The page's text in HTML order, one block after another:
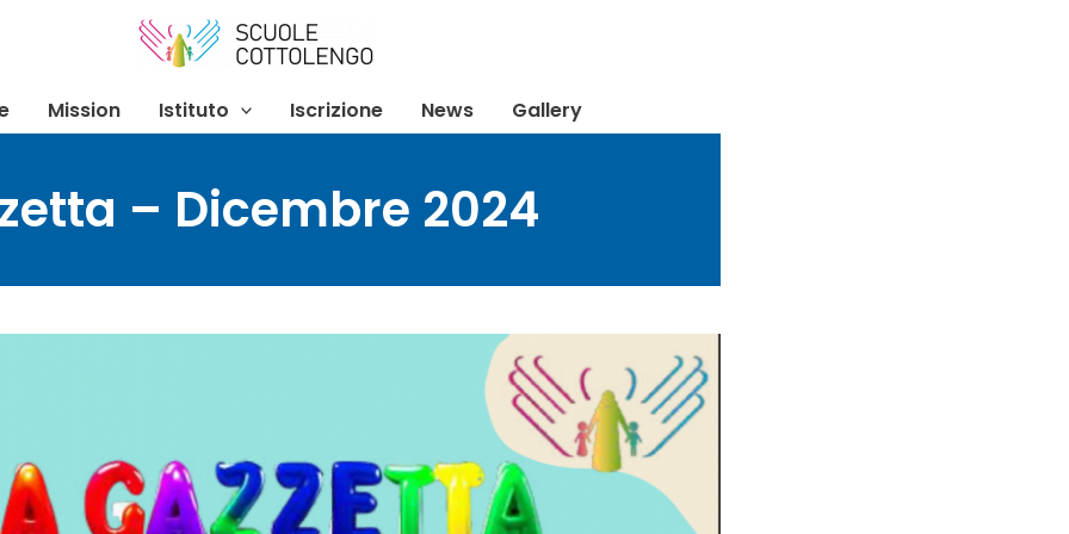
Mission Istituto Iscrizione News Gallery
– Dicembre 2024